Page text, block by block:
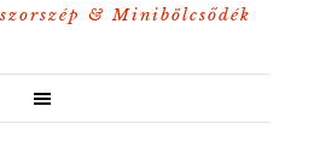
& Minibölcsődék